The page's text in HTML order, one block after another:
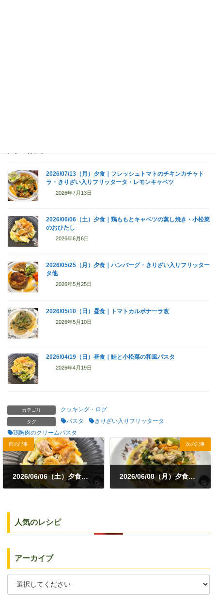
2026/07/13（月）夕食｜フレッシュトマトのチキンカチャト
ラ・きりざい入りフリッタータ・レモンキャベツ
2026年7月13日
2026/06/06（土）夕食｜鶏ももとキャベツの蒸し焼き・小松菜
のおひたし
2026年6月6日
2026/05/25（月）夕食｜ハンバーグ・きりざい入りフリッター
タ他
2026年5月25日
2026/05/10（日）昼食｜トマトカルボナーラ改
2026年5月10日
2026/04/19（日）昼食｜鮭と小松菜の和風パスタ
2026年4月19日
カテゴリ クッキング・ログ
タグ パスタ
きりざい入りフリッタータ
鶏胸肉のクリームパスタ
前の記事
2026/06/06（土）夕食｜鶏ももとキャベツの蒸し焼き・小松菜のおひたし
次の記事
2026/06/08（月）夕食｜豚こま・小松菜・野菜炒めミックスの味噌炒め
人気のレシピ
アーカイブ